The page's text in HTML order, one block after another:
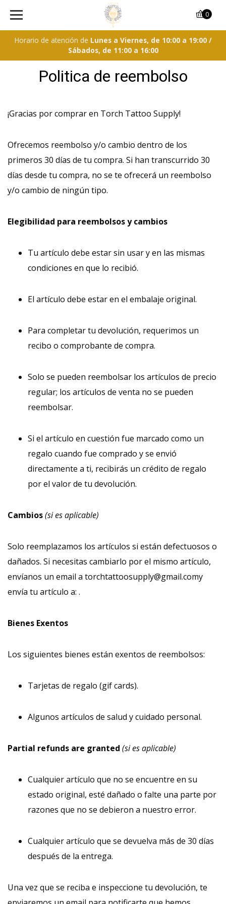
Horario de atención de Lunes a Viernes, de 10:00 a 19:00 /
Sábados, de 11:00 a 16:00
0
Politica de reembolso
¡Gracias por comprar en Torch Tattoo Supply!
Ofrecemos reembolso y/o cambio dentro de los
primeros 30 días de tu compra. Si han transcurrido 30
días desde tu compra, no se te ofrecerá un reembolso
y/o cambio de ningún tipo.
Elegibilidad para reembolsos y cambios
Tu artículo debe estar sin usar y en las mismas
condiciones en que lo recibió.
El artículo debe estar en el embalaje original.
Para completar tu devolución, requerimos un
recibo o comprobante de compra.
Solo se pueden reembolsar los artículos de precio
regular; los artículos de venta no se pueden
reembolsar.
Si el artículo en cuestión fue marcado como un
regalo cuando fue comprado y se envió
directamente a ti, recibirás un crédito de regalo
por el valor de tu devolución.
Cambios(si es aplicable)
Solo reemplazamos los artículos si están defectuosos o
dañados. Si necesitas cambiarlo por el mismo artículo,
envíanos un email a torchtattoosupply@gmail.comy
envía tu artículo a: .
Bienes Exentos
Los siguientes bienes están exentos de reembolsos:
Tarjetas de regalo (gif cards).
Algunos artículos de salud y cuidado personal.
Partial refunds are granted (si es aplicable)
Cualquier artículo que no se encuentre en su
estado original, esté dañado o falte una parte por
razones que no se debieron a nuestro error.
Cualquier artículo que se devuelva más de 30 días
después de la entrega.
Una vez que se reciba e inspeccione tu devolución, te